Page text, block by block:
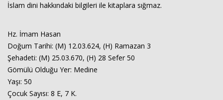
İslam dini hakkındaki bilgileri ile kitaplara sığmaz.
Hz. İmam Hasan
Doğum Tarihi: (M) 12.03.624, (H) Ramazan 3
Şehadeti: (M) 25.03.670, (H) 28 Sefer 50
Gömülü Olduğu Yer: Medine
Yaşı: 50
Çocuk Sayısı: 8 E, 7 K.